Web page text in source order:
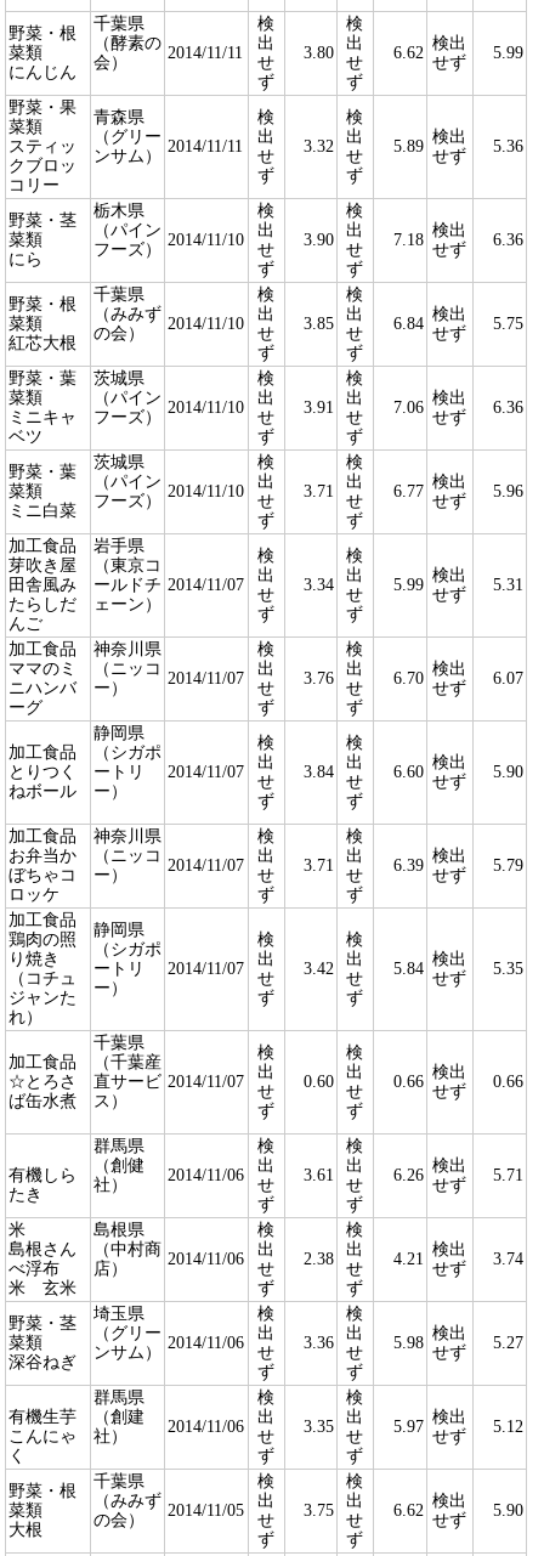
野菜・根
菜類
にんじん
千葉県
（酵素の
会）
2014/11/11
検
出
せ
ず
3.80
検
出
せ
ず
6.62
検出
せず
5.99
野菜・果
菜類
スティッ
クブロッ
コリー
青森県
（グリー
ンサム）
2014/11/11
検
出
せ
ず
3.32
検
出
せ
ず
5.89
検出
せず
5.36
野菜・茎
菜類
にら
栃木県
（パイン
フーズ）
2014/11/10
検
出
せ
ず
3.90
検
出
せ
ず
7.18
検出
せず
6.36
野菜・根
菜類
紅芯大根
千葉県
（みみず
の会）
2014/11/10
検
出
せ
ず
3.85
検
出
せ
ず
6.84
検出
せず
5.75
野菜・葉
菜類
ミニキャ
ベツ
茨城県
（パイン
フーズ）
2014/11/10
検
出
せ
ず
3.91
検
出
せ
ず
7.06
検出
せず
6.36
野菜・葉
菜類
ミニ白菜
茨城県
（パイン
フーズ）
2014/11/10
検
出
せ
ず
3.71
検
出
せ
ず
6.77
検出
せず
5.96
加工食品
芽吹き屋
田舎風み
たらしだ
んご
岩手県
（東京コ
ールドチ
ェーン）
2014/11/07
検
出
せ
ず
3.34
検
出
せ
ず
5.99
検出
せず
5.31
加工食品
ママのミ
ニハンバ
ーグ
神奈川県
（ニッコ
ー）
2014/11/07
検
出
せ
ず
3.76
検
出
せ
ず
6.70
検出
せず
6.07
加工食品
とりつく
ねボール
静岡県
（シガポ
ートリ
ー）
2014/11/07
検
出
せ
ず
3.84
検
出
せ
ず
6.60
検出
せず
5.90
加工食品
お弁当か
ぼちゃコ
ロッケ
神奈川県
（ニッコ
ー）
2014/11/07
検
出
せ
ず
3.71
検
出
せ
ず
6.39
検出
せず
5.79
加工食品
鶏肉の照
り焼き
（コチュ
ジャンた
れ）
静岡県
（シガポ
ートリ
ー）
2014/11/07
検
出
せ
ず
3.42
検
出
せ
ず
5.84
検出
せず
5.35
加工食品
☆とろさ
ば缶水煮
千葉県
（千葉産
直サービ
ス）
2014/11/07
検
出
せ
ず
0.60
検
出
せ
ず
0.66
検出
せず
0.66
有機しら
たき
群馬県
（創健
社）
2014/11/06
検
出
せ
ず
3.61
検
出
せ
ず
6.26
検出
せず
5.71
米
島根さん
べ浮布
米 玄米
島根県
（中村商
店）
2014/11/06
検
出
せ
ず
2.38
検
出
せ
ず
4.21
検出
せず
3.74
野菜・茎
菜類
深谷ねぎ
埼玉県
（グリー
ンサム）
2014/11/06
検
出
せ
ず
3.36
検
出
せ
ず
5.98
検出
せず
5.27
有機生芋
こんにゃ
く
群馬県
（創建
社）
2014/11/06
検
出
せ
ず
3.35
検
出
せ
ず
5.97
検出
せず
5.12
野菜・根
菜類
大根
千葉県
（みみず
の会）
2014/11/05
検
出
せ
ず
3.75
検
出
せ
ず
6.62
検出
せず
5.90